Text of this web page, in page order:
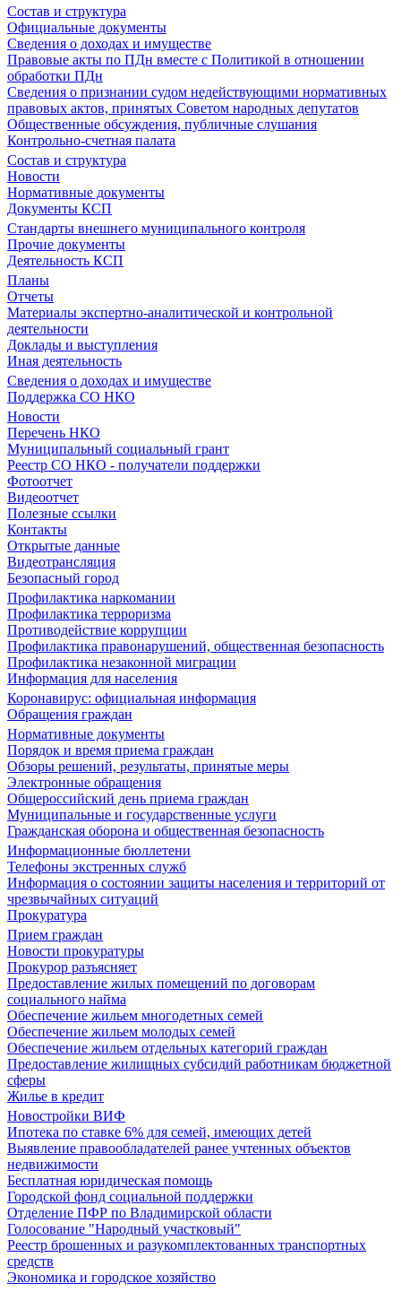
Состав и структура
Официальные документы
Сведения о доходах и имуществе
Правовые акты по ПДн вместе с Политикой в отношении
обработки ПДн
Сведения о признании судом недействующими нормативных
правовых актов, принятых Советом народных депутатов
Общественные обсуждения, публичные слушания
Контрольно-счетная палата
Состав и структура
Новости
Нормативные документы
Документы КСП
Стандарты внешнего муниципального контроля
Прочие документы
Деятельность КСП
Планы
Отчеты
Материалы экспертно-аналитической и контрольной
деятельности
Доклады и выступления
Иная деятельность
Сведения о доходах и имуществе
Поддержка СО НКО
Новости
Перечень НКО
Муниципальный социальный грант
Реестр СО НКО - получатели поддержки
Фотоотчет
Видеоотчет
Полезные ссылки
Контакты
Открытые данные
Видеотрансляция
Безопасный город
Профилактика наркомании
Профилактика терроризма
Противодействие коррупции
Профилактика правонарушений, общественная безопасность
Профилактика незаконной миграции
Информация для населения
Коронавирус: официальная информация
Обращения граждан
Нормативные документы
Порядок и время приема граждан
Обзоры решений, результаты, принятые меры
Электронные обращения
Общероссийский день приема граждан
Муниципальные и государственные услуги
Гражданская оборона и общественная безопасность
Информационные бюллетени
Телефоны экстренных служб
Информация о состоянии защиты населения и территорий от
чрезвычайных ситуаций
Прокуратура
Прием граждан
Новости прокуратуры
Прокурор разъясняет
Предоставление жилых помещений по договорам
социального найма
Обеспечение жильем многодетных семей
Обеспечение жильем молодых семей
Обеспечение жильем отдельных категорий граждан
Предоставление жилищных субсидий работникам бюджетной
сферы
Жилье в кредит
Новостройки ВИФ
Ипотека по ставке 6% для семей, имеющих детей
Выявление правообладателей ранее учтенных объектов
недвижимости
Бесплатная юридическая помощь
Городской фонд социальной поддержки
Отделение ПФР по Владимирской области
Голосование "Народный участковый"
Реестр брошенных и разукомплектованных транспортных
средств
Экономика и городское хозяйство